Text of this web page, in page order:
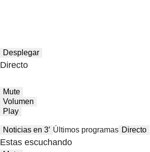
Desplegar
Directo
Mute
Volumen
Play
Noticias en 3′ Últimos programas Directo
Estas escuchando